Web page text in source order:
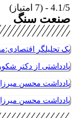
4.1/5 - (7 امتیاز)
صنعت سنگ
یک تحلیلگر
یادداشتی از دکتر
یادداشت محسن
یادداشت محسن